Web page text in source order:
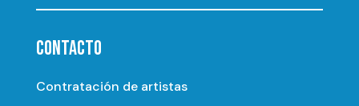
CONTACTO
Contratación de artistas